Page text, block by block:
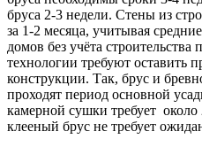
бруса 2-3 недели. Стены из
за 1-2 месяца, учитывая
домов без учёта
технологии требуют оставить
конструкции. Так, брус и
проходят период основной
камерной сушки требует около
клееный брус не требует